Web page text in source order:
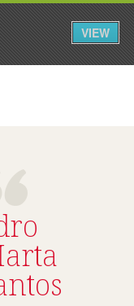
Iniciar Sessão
VIEW